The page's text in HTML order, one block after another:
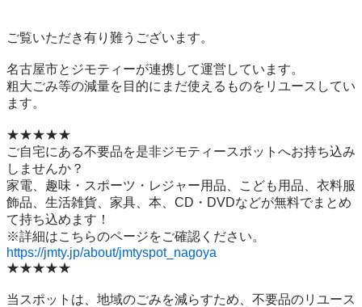
ご覧いただき有り難うございます。
名古屋市とジモティーが連携して運営しています。
粗⼤ごみ等の減量を⽬的にまだ使えるものをリユースしてい
ます。
★★★★★
ご自宅にある不要品を是非ジモティースポットへお持ち込み
しませんか？
家電、趣味・スポーツ・レジャー用品、こども用品、衣料服
飾品、生活雑貨、家具、本、CD・DVDなどが無料でまとめ
て持ち込めます！
https://jmty.jp/about/jmtyspot_nagoya
★★★★★
当スポットは、地域のごみを減らすため、不要品のリユース